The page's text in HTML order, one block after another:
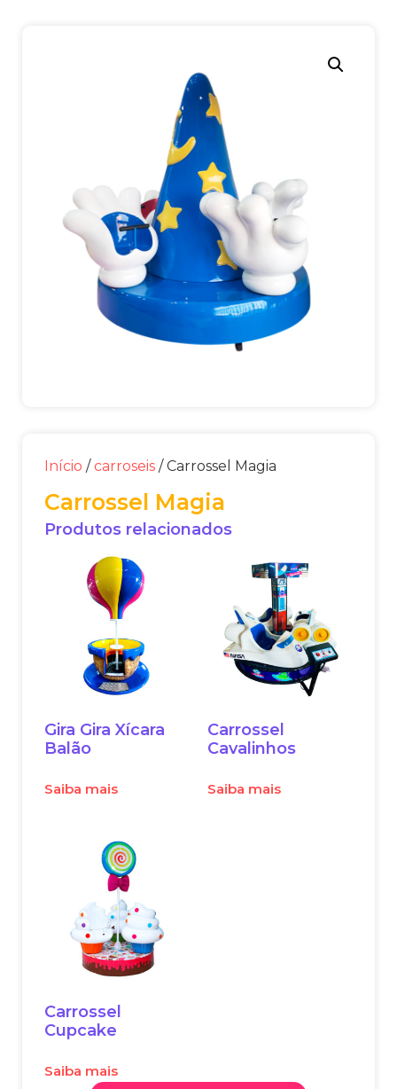
Início /carroseis / Carrossel Magia
Carrossel Magia
Produtos relacionados
Gira Gira Xícara
Balão
Saiba mais
Carrossel
Cavalinhos
Saiba mais
Carrossel
Cupcake
Saiba mais